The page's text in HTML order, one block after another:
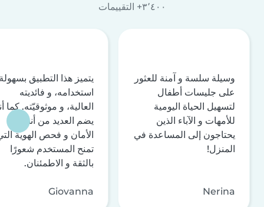
٣٬٤٠٠+ التقييمات
وسيلة سلسة و آمنة للعثور
على جليسات أطفال
لتسهيل الحياة اليومية
للأمهات و الآباء الذين
يحتاجون إلى المساعدة في
المنزل!
Nerina
يتميز هذا التطبيق
استخدامه، و فائديته
العالية، و موثوقيّته. كما
يضم العديد من أنظمة
الأمان و فحص الهوية
تمنح المستخدم شعورًا
بالثقة و الاطمئنان.
Giovanna